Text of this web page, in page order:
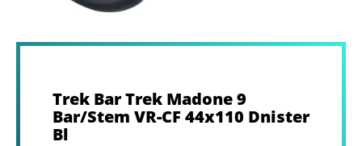
Trek Bar Trek Madone 9
Bar/Stem VR-CF 44x110 Dnister
Bl